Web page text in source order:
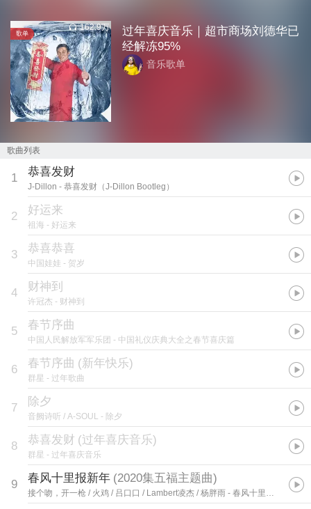
歌单
162.9万
过年喜庆音乐｜超市商场刘德华已
经解冻95%
音乐歌单
歌曲列表
1 恭喜发财
J-Dillon - 恭喜发财（J-Dillon Bootleg）
2 好运来
祖海 - 好运来
3 恭喜恭喜
中国娃娃 - 贺岁
4 财神到
许冠杰 - 财神到
5 春节序曲
中国人民解放军军乐团 - 中国礼仪庆典大全之春节喜庆篇
6 春节序曲 (新年快乐)
群星 - 过年歌曲
7 除夕
音阙诗听 / A-SOUL - 除夕
8 恭喜发财 (过年喜庆音乐)
群星 - 过年喜庆音乐
9 春风十里报新年 (2020集五福主题曲)
接个吻，开一枪 / 火鸡 / 吕口口 / Lambert凌杰 / 杨胖雨 - 春风十里报新年